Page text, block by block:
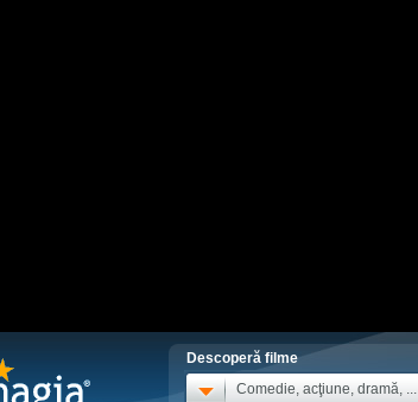
Descoperă filme
Comedie, acţiune, dramă, ...